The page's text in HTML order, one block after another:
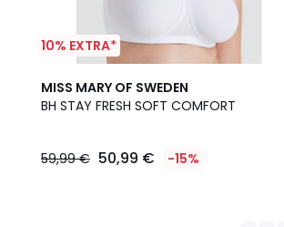
10% EXTRA*
MISS MARY OF SWEDEN
BH STAY FRESH SOFT COMFORT
59,99 € 50,99 € -15%
3
Kleuren